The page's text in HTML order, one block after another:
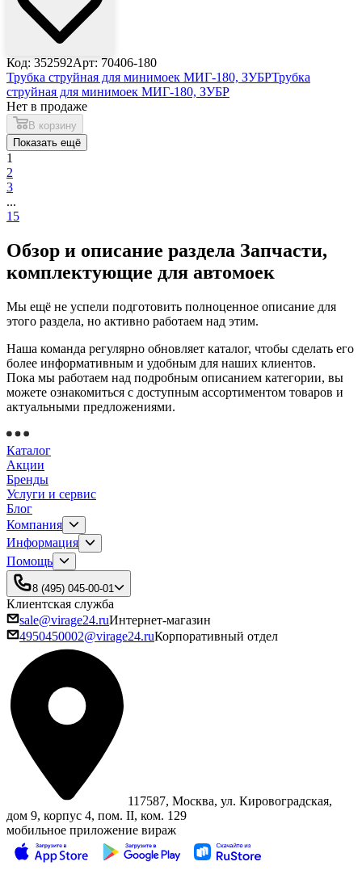
Код: 352592Арт: 70406-180
Трубка струйная для минимоек МИГ-180, ЗУБРТрубка
струйная для минимоек МИГ-180, ЗУБР
Нет в продаже
В корзину
Показать ещё
1
2
3
...
15
Обзор и описание раздела Запчасти,
комплектующие для автомоек
Мы ещё не успели подготовить полноценное описание для
этого раздела, но активно работаем над этим.
Наша команда регулярно обновляет каталог, чтобы сделать его
более информативным и удобным для наших клиентов.
Пока мы работаем над подробным описанием категории, вы
можете ознакомиться с доступным ассортиментом товаров и
актуальными предложениями.
Каталог
Акции
Бренды
Услуги и сервис
Блог
Компания
Информация
Помощь
8 (495) 045-00-01
Клиентская служба
sale@virage24.ruИнтернет-магазин
4950450002@virage24.ruКорпоративный отдел
117587, Москва, ул. Кировоградская,
дом 9, корпус 4, пом. II, ком. 129
мобильное приложение вираж